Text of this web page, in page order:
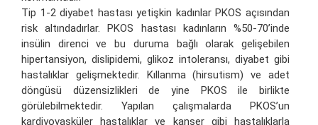
Tip 1-2 diyabet hastası yetişkin kadınlar PKOS açısından
risk altındadırlar. PKOS hastası kadınların %50-70’inde
insülin direnci ve bu duruma bağlı olarak gelişebilen
hipertansiyon, dislipidemi, glikoz intoleransı, diyabet gibi
hastalıklar gelişmektedir. Kıllanma (hirsutism) ve adet
döngüsü düzensizlikleri de yine PKOS ile birlikte
görülebilmektedir. Yapılan çalışmalarda PKOS’un
kardiyovasküler hastalıklar ve kanser gibi hastalıklarla